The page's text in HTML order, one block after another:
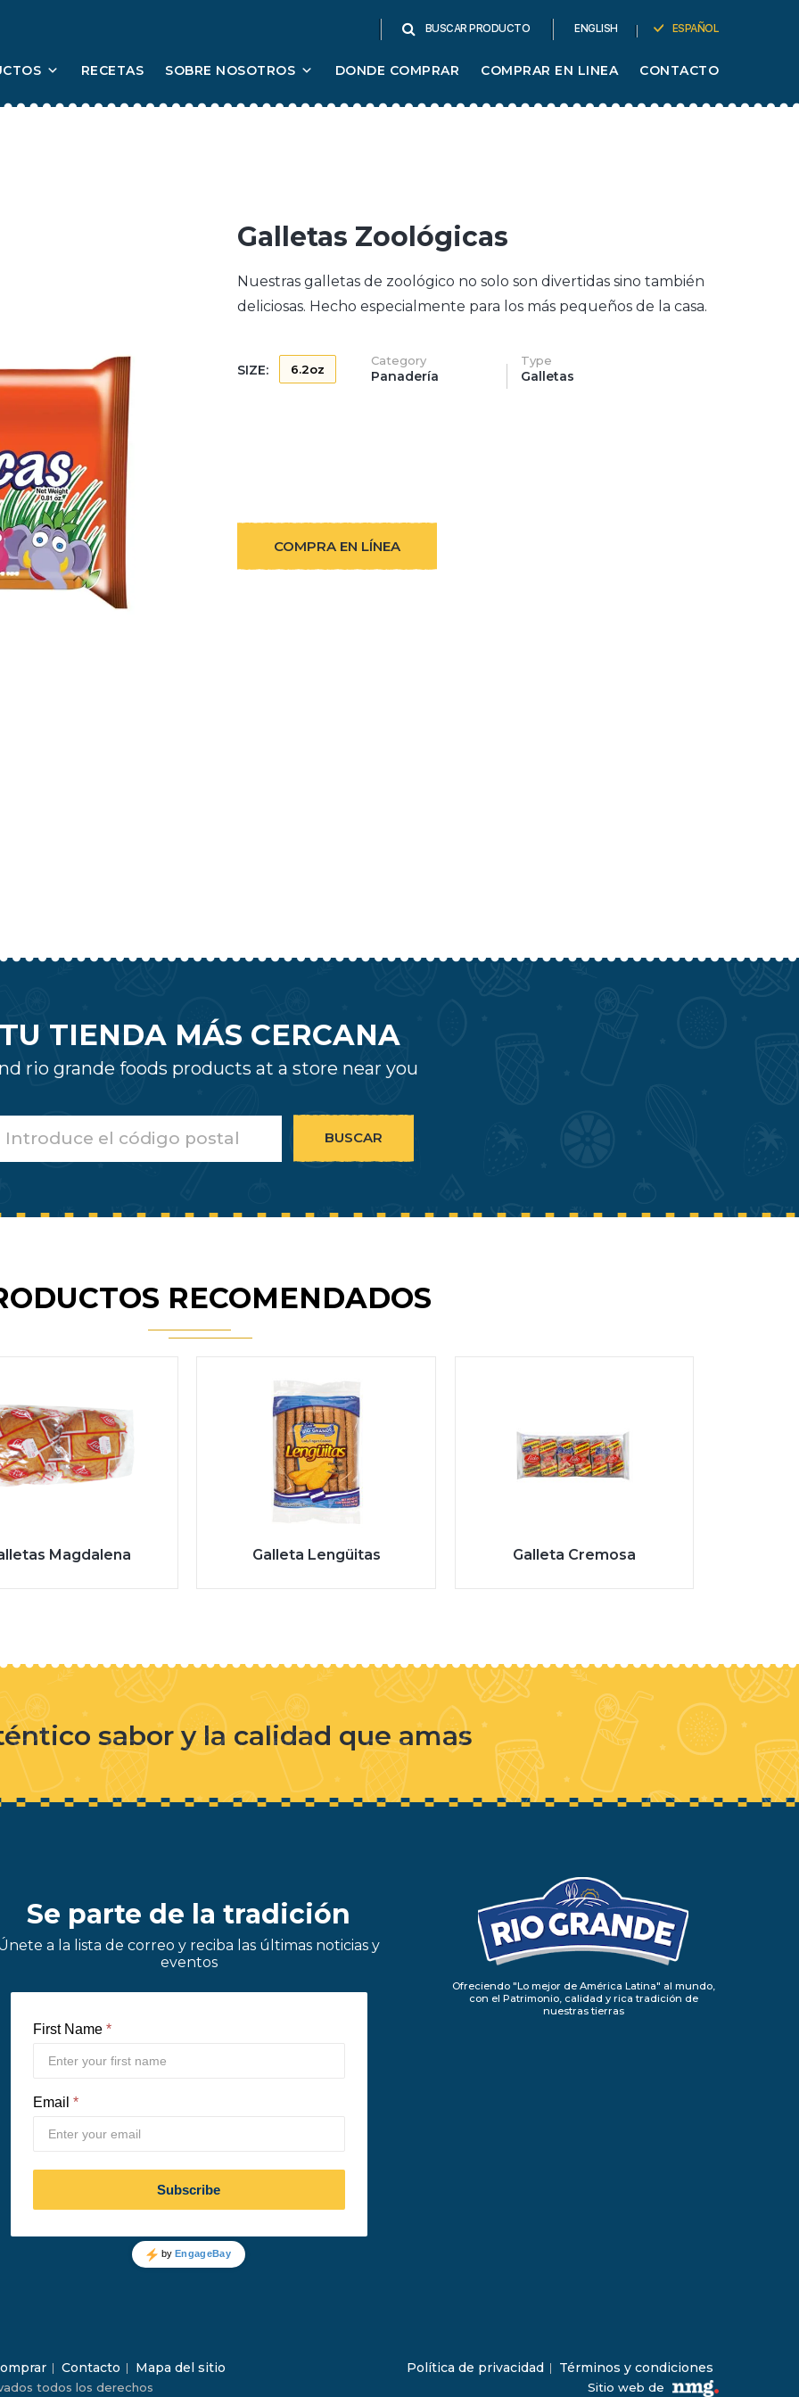
BUSCAR PRODUCTO ENGLISH ESPAÑOL
RECETAS SOBRE NOSOTROS DONDE COMPRAR COMPRAR EN LINEA CONTACTO
Galletas Zoológicas
Nuestras galletas de zoológico no solo son divertidas sino también
deliciosas. Hecho especialmente para los más pequeños de la casa.
SIZE: 6.2oz
Category
Panadería
Type
Galletas
COMPRA EN LÍNEA
TU TIENDA MÁS CERCANA
rio grande foods products at a store near you
RECOMENDADOS
Magdalena Galleta Lengüitas Galleta Cremosa
sabor y la calidad que amas
Se parte de la tradición
a la lista de correo y reciba las últimas noticias y
eventos
Ofreciendo "Lo mejor de América Latina" al mundo,
con el Patrimonio, calidad y rica tradición de
nuestras tierras
Contacto Mapa del sitio
todos los derechos
Política de privacidad Términos y condiciones
Sitio web de